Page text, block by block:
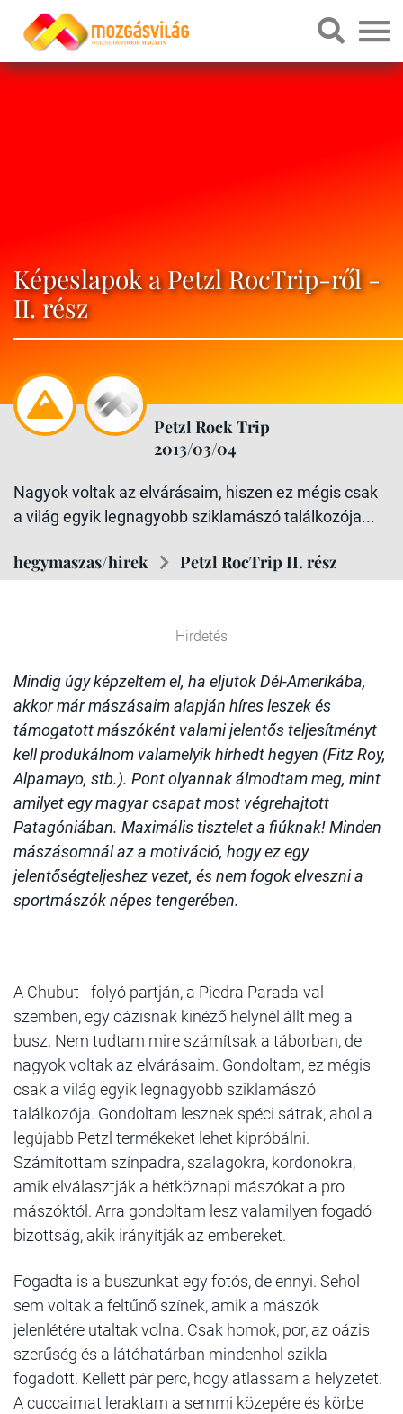
Képeslapok a Petzl RocTrip-ről -
II. rész
Petzl Rock Trip
2013/03/04
Nagyok voltak az elvárásaim, hiszen ez mégis csak
a világ egyik legnagyobb sziklamászó találkozója...
hegymaszas/hirek Petzl RocTrip II. rész
Hirdetés
Mindig úgy képzeltem el, ha eljutok Dél-Amerikába,
akkor már mászásaim alapján híres leszek és
támogatott mászóként valami jelentős teljesítményt
kell produkálnom valamelyik hírhedt hegyen (Fitz Roy,
Alpamayo, stb.). Pont olyannak álmodtam meg, mint
amilyet egy magyar csapat most végrehajtott
Patagóniában. Maximális tisztelet a fiúknak! Minden
mászásomnál az a motiváció, hogy ez egy
jelentőségteljeshez vezet, és nem fogok elveszni a
sportmászók népes tengerében.
A Chubut - folyó partján, a Piedra Parada-val
szemben, egy oázisnak kinéző helynél állt meg a
busz. Nem tudtam mire számítsak a táborban, de
nagyok voltak az elvárásaim. Gondoltam, ez mégis
csak a világ egyik legnagyobb sziklamászó
találkozója. Gondoltam lesznek spéci sátrak, ahol a
legújabb Petzl termékeket lehet kipróbálni.
Számítottam színpadra, szalagokra, kordonokra,
amik elválasztják a hétköznapi mászókat a pro
mászóktól. Arra gondoltam lesz valamilyen fogadó
bizottság, akik irányítják az embereket.
Fogadta is a buszunkat egy fotós, de ennyi. Sehol
sem voltak a feltűnő színek, amik a mászók
jelenlétére utaltak volna. Csak homok, por, az oázis
szerűség és a látóhatárban mindenhol szikla
fogadott. Kellett pár perc, hogy átlássam a helyzetet.
A cuccaimat leraktam a semmi közepére és körbe